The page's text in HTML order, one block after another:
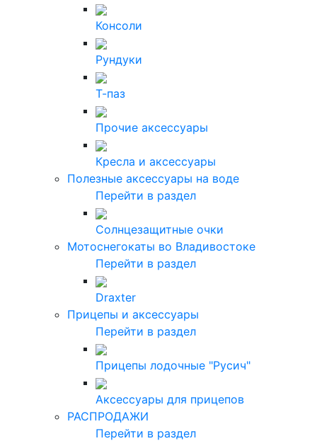
Консоли
Рундуки
Т-паз
Прочие аксессуары
Кресла и аксессуары
Полезные аксессуары на воде
Перейти в раздел
Солнцезащитные очки
Мотоснегокаты во Владивостоке
Перейти в раздел
Draxter
Прицепы и аксессуары
Перейти в раздел
Прицепы лодочные "Русич"
Аксессуары для прицепов
РАСПРОДАЖИ
Перейти в раздел